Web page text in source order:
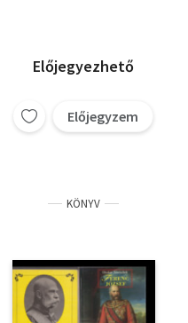
Előjegyezhető
Előjegyzem
KÖNYV